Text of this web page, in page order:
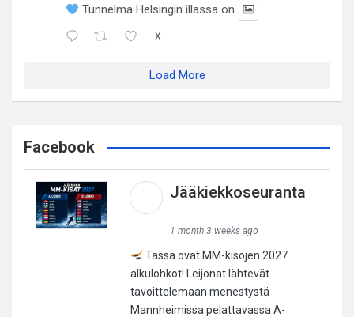
Tunnelma Helsingin illassa on
X
Load More
Facebook
Jääkiekkoseuranta
1 month 3 weeks ago
Tässä ovat MM-kisojen 2027
alkulohkot! Leijonat lähtevät
tavoittelemaan menestystä
Mannheimissa pelattavassa A-